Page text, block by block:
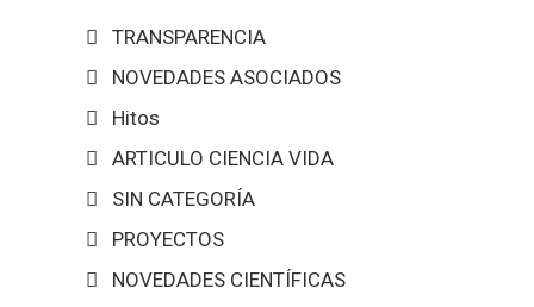
TRANSPARENCIA
NOVEDADES ASOCIADOS
Hitos
ARTICULO CIENCIA VIDA
SIN CATEGORÍA
PROYECTOS
NOVEDADES CIENTÍFICAS